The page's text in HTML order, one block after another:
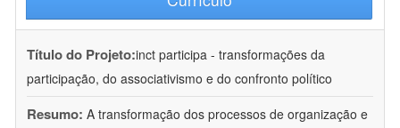
Título do Projeto:inct participa - transformações da
participação, do associativismo e do confronto político
Resumo: A transformação dos processos de organização e